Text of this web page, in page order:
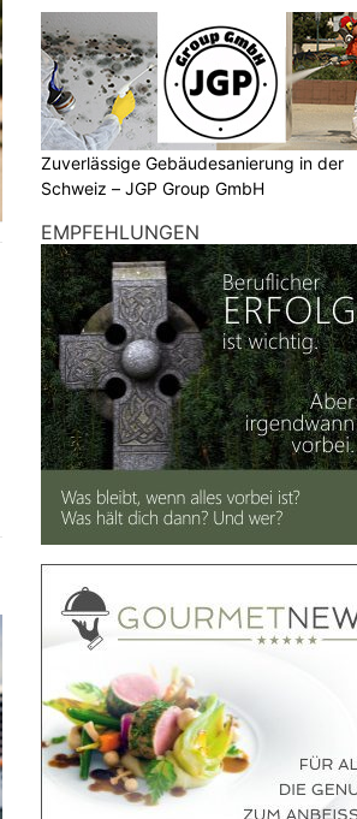
Zuverlässige Gebäudesanierung in der
Schweiz – JGP Group GmbH
EMPFEHLUNGEN